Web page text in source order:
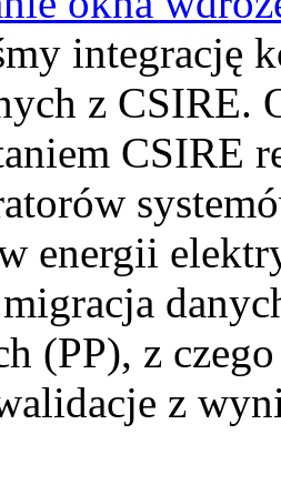
integrację
z CSIRE.
CSIRE
energii
(PP), z
z